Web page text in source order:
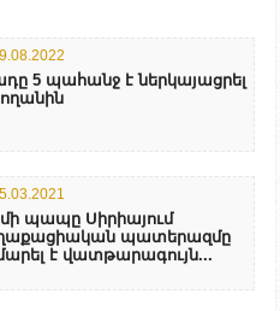
5 պահանջ է ներկայացրել
պապը Սիրիայում
պատերազմը
է վատթարագույն...